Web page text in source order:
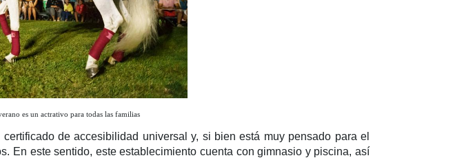
es un actrativo para todas las familias
de accesibilidad universal y, si bien está muy pensado para el
En este sentido, este establecimiento cuenta con gimnasio y piscina, así